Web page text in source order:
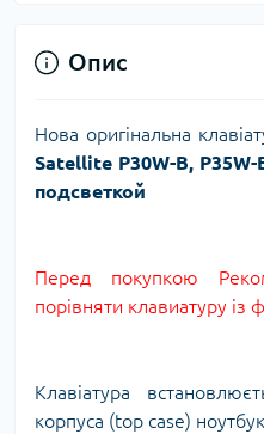
Опис
Нова оригінальна
Satellite P30W-B, P35W-
подсветкой
Перед покупкою
порівняти клавиатуру із
Клавіатура
корпуса (top case)